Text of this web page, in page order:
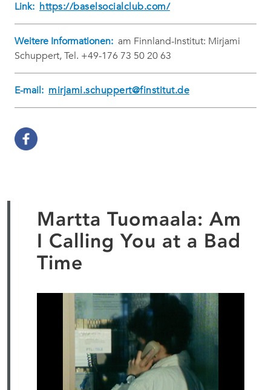
Link: https://baselsocialclub.com/
Weitere Informationen: am Finnland-Institut: Mirjami
Schuppert, Tel. +49-176 73 50 20 63
E-mail: mirjami.schuppert@finstitut.de
Martta Tuomaala: Am
I Calling You at a Bad
Time